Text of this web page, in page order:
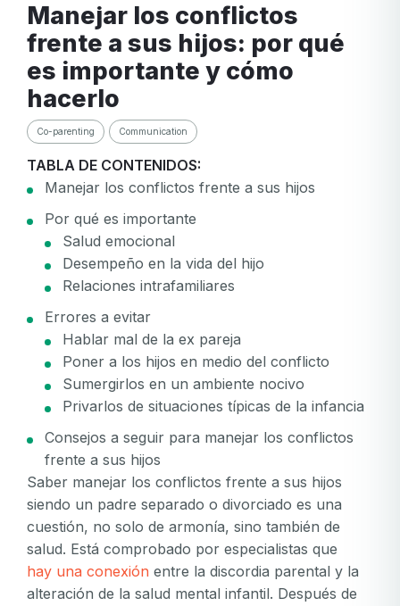
Manejar los conflictos
frente a sus hijos: por qué
es importante y cómo
hacerlo
Co-parenting Communication
TABLA DE CONTENIDOS:
Manejar los conflictos frente a sus hijos
Por qué es importante
Salud emocional
Desempeño en la vida del hijo
Relaciones intrafamiliares
Errores a evitar
Hablar mal de la ex pareja
Poner a los hijos en medio del conflicto
Sumergirlos en un ambiente nocivo
Privarlos de situaciones típicas de la infancia
Consejos a seguir para manejar los conflictos
frente a sus hijos
Saber manejar los conflictos frente a sus hijos
siendo un padre separado o divorciado es una
cuestión, no solo de armonía, sino también de
salud. Está comprobado por especialistas que
hay una conexión entre la discordia parental y la
alteración de la salud mental infantil. Después de